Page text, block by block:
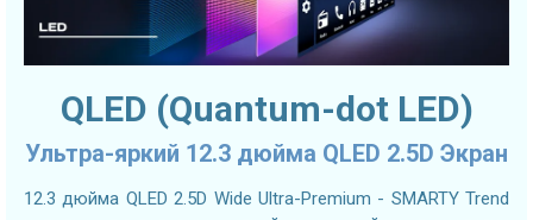
QLED (Quantum-dot LED)
Ультра-яркий 12.3 дюйма QLED 2.5D Экран
12.3 дюйма QLED 2.5D Wide Ultra-Premium - SMARTY Trend